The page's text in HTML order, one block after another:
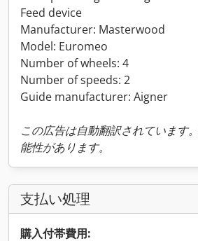
Feed device
Manufacturer: Masterwood
Model: Euromeo
Number of wheels: 4
Number of speeds: 2
Guide manufacturer: Aigner
この広告は自動翻訳されています
能性があります。
支払い処理
購入付帯費用: